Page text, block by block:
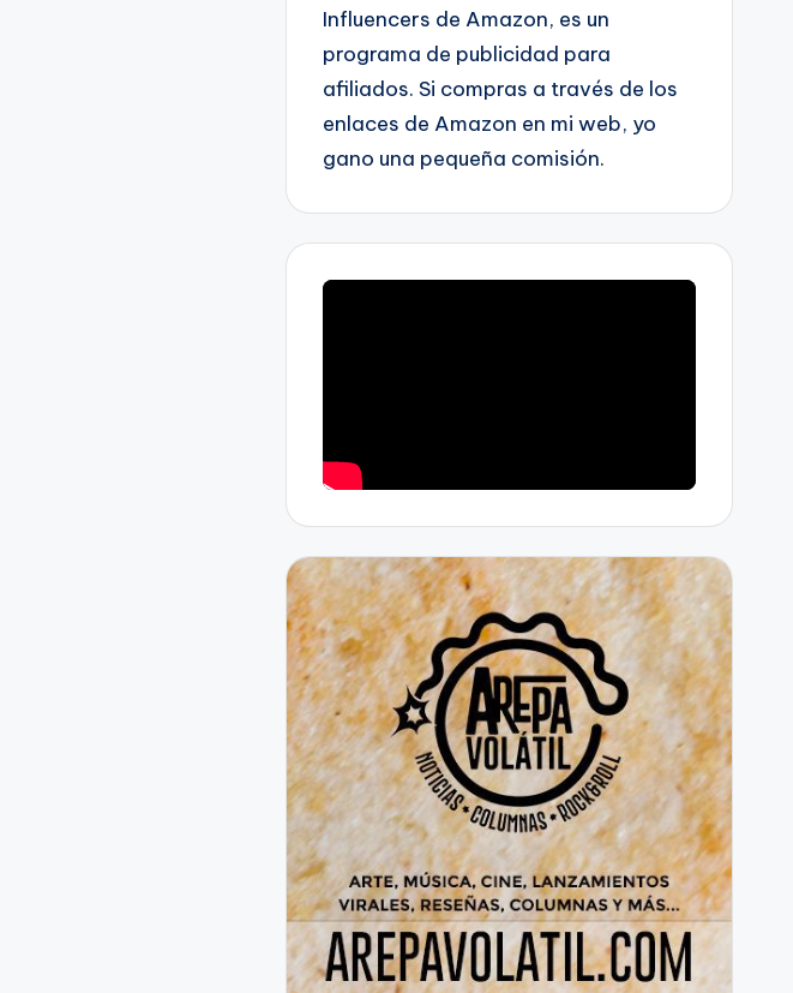
Influencers de Amazon, es un
programa de publicidad para
afiliados. Si compras a través de los
enlaces de Amazon en mi web, yo
gano una pequeña comisión.